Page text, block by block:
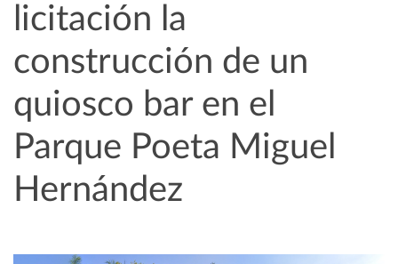
licitación la
construcción de un
quiosco bar en el
Parque Poeta Miguel
Hernández